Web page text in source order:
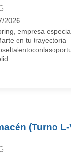
2026
empresa
en tu trayectoria
...
(Turno L-